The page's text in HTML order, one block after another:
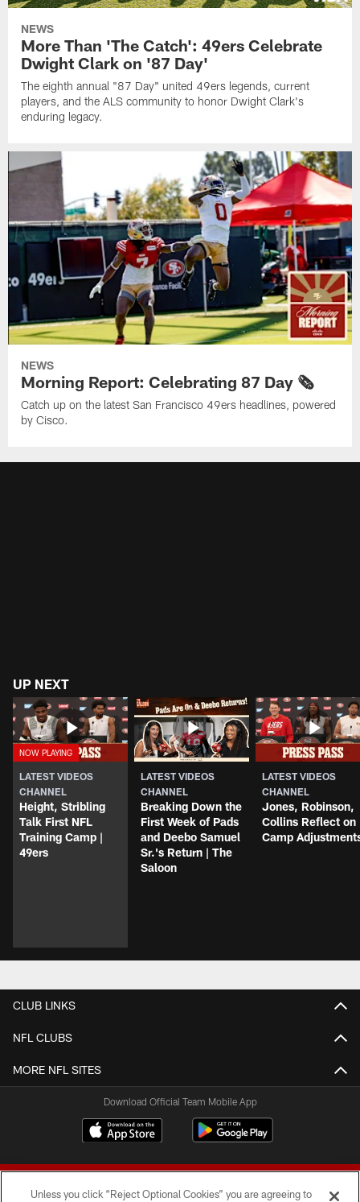
NEWS
More Than 'The Catch': 49ers Celebrate
Dwight Clark on '87 Day'
The eighth annual "87 Day" united 49ers legends, current
players, and the ALS community to honor Dwight Clark's
enduring legacy.
NEWS
Morning Report: Celebrating 87 Day 🗞️
Catch up on the latest San Francisco 49ers headlines, powered
by Cisco.
UP NEXT
LATEST VIDEOS
CHANNEL
Height, Stribling
Talk First NFL
Training Camp |
49ers
LATEST VIDEOS
CHANNEL
Breaking Down the
First Week of Pads
and Deebo Samuel
Sr.'s Return | The
Saloon
LATEST VIDEOS
CHANNEL
Jones, Robinson,
Collins Reflect on
Camp
CLUB LINKS
NFL CLUBS
MORE NFL SITES
Download Official Team Mobile App
Unless you click “Reject Optional Cookies” you are agreeing to